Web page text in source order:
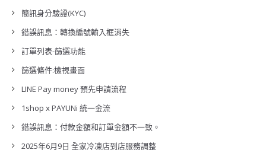
簡訊身分驗證(KYC)
錯誤訊息：轉換編號輸入框消失
訂單列表-篩選功能
篩選條件:檢視畫面
LINE Pay money 預先申請流程
1shop x PAYUNi 統一金流
錯誤訊息：付款金額和訂單金額不一致。
2025年6月9日 全家冷凍店到店服務調整